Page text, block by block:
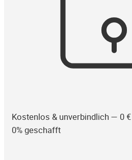
Kostenlos & unverbindlich — 0
0% geschafft